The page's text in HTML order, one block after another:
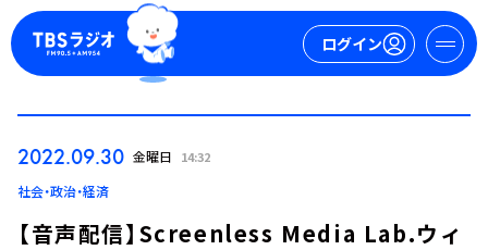
ログイン
2022.09.30 金曜日 14:32
社会・政治・経済
【音声配信】Screenless Media Lab.ウィ